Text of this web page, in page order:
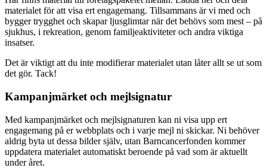
materialet för att visa ert engagemang. Tillsammans är vi med och
bygger trygghet och skapar ljusglimtar när det behövs som mest – på
sjukhus, i rekreation, genom familjeaktiviteter och andra viktiga
insatser.
Det är viktigt att du inte modifierar materialet utan låter allt se ut som
det gör. Tack!
Kampanjmärket och mejlsignatur
Med kampanjmärket och mejlsignaturen kan ni visa upp ert
engagemang på er webbplats och i varje mejl ni skickar. Ni behöver
aldrig byta ut dessa bilder själv, utan Barncancerfonden kommer
uppdatera materialet automatiskt beroende på vad som är aktuellt
under året.